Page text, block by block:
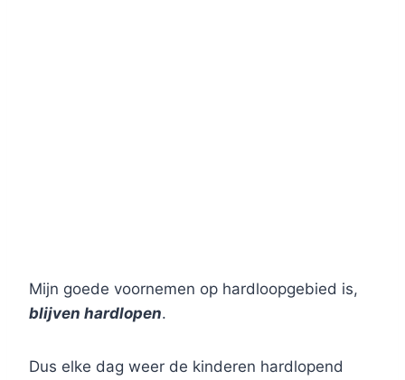
Mijn goede voornemen op hardloopgebied is,
blijven hardlopen.
Dus elke dag weer de kinderen hardlopend